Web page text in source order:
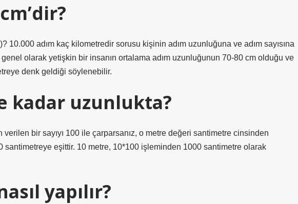
10.000 adım kaç kilometredir sorusu kişinin adım uzunluğuna ve adım sayısına
olarak yetişkin bir insanın ortalama adım uzunluğunun 70-80 cm olduğu ve
denk geldiği söylenebilir.
kadar uzunlukta?
bir sayıyı 100 ile çarparsanız, o metre değeri santimetre cinsinden
santimetreye eşittir. 10 metre, 10*100 işleminden 1000 santimetre olarak
yapılır?